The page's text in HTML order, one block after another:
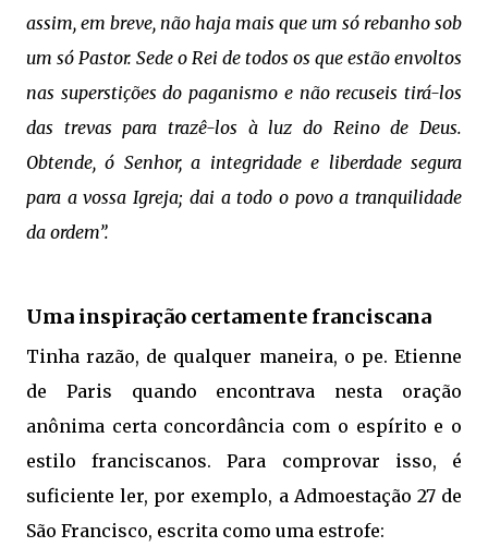
assim, em breve, não haja mais que um só rebanho sob
um só Pastor. Sede o Rei de todos os que estão envoltos
nas superstições do paganismo e não recuseis tirá-los
das trevas para trazê-los à luz do Reino de Deus.
Obtende, ó Senhor, a integridade e liberdade segura
para a vossa Igreja; dai a todo o povo a tranquilidade
da ordem”.
Uma inspiração certamente franciscana
Tinha razão, de qualquer maneira, o pe. Etienne
de Paris quando encontrava nesta oração
anônima certa concordância com o espírito e o
estilo franciscanos. Para comprovar isso, é
suficiente ler, por exemplo, a Admoestação 27 de
São Francisco, escrita como uma estrofe: